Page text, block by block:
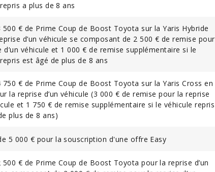
a plus de 8 ans
500 € de Prime Coup de Boost Toyota sur la Yaris Hybride
d’un véhicule se composant de 2 500 € de remise pour
d’un véhicule et 1 000 € de remise supplémentaire si le
est âgé de plus de 8 ans
750 € de Prime Coup de Boost Toyota sur la Yaris Cross en
la reprise d’un véhicule (3 000 € de remise pour la reprise
et 1 750 € de remise supplémentaire si le véhicule repris
plus de 8 ans)
5 000 € pour la souscription d'une offre Easy
500 € de Prime Coup de Boost Toyota pour la reprise d’un